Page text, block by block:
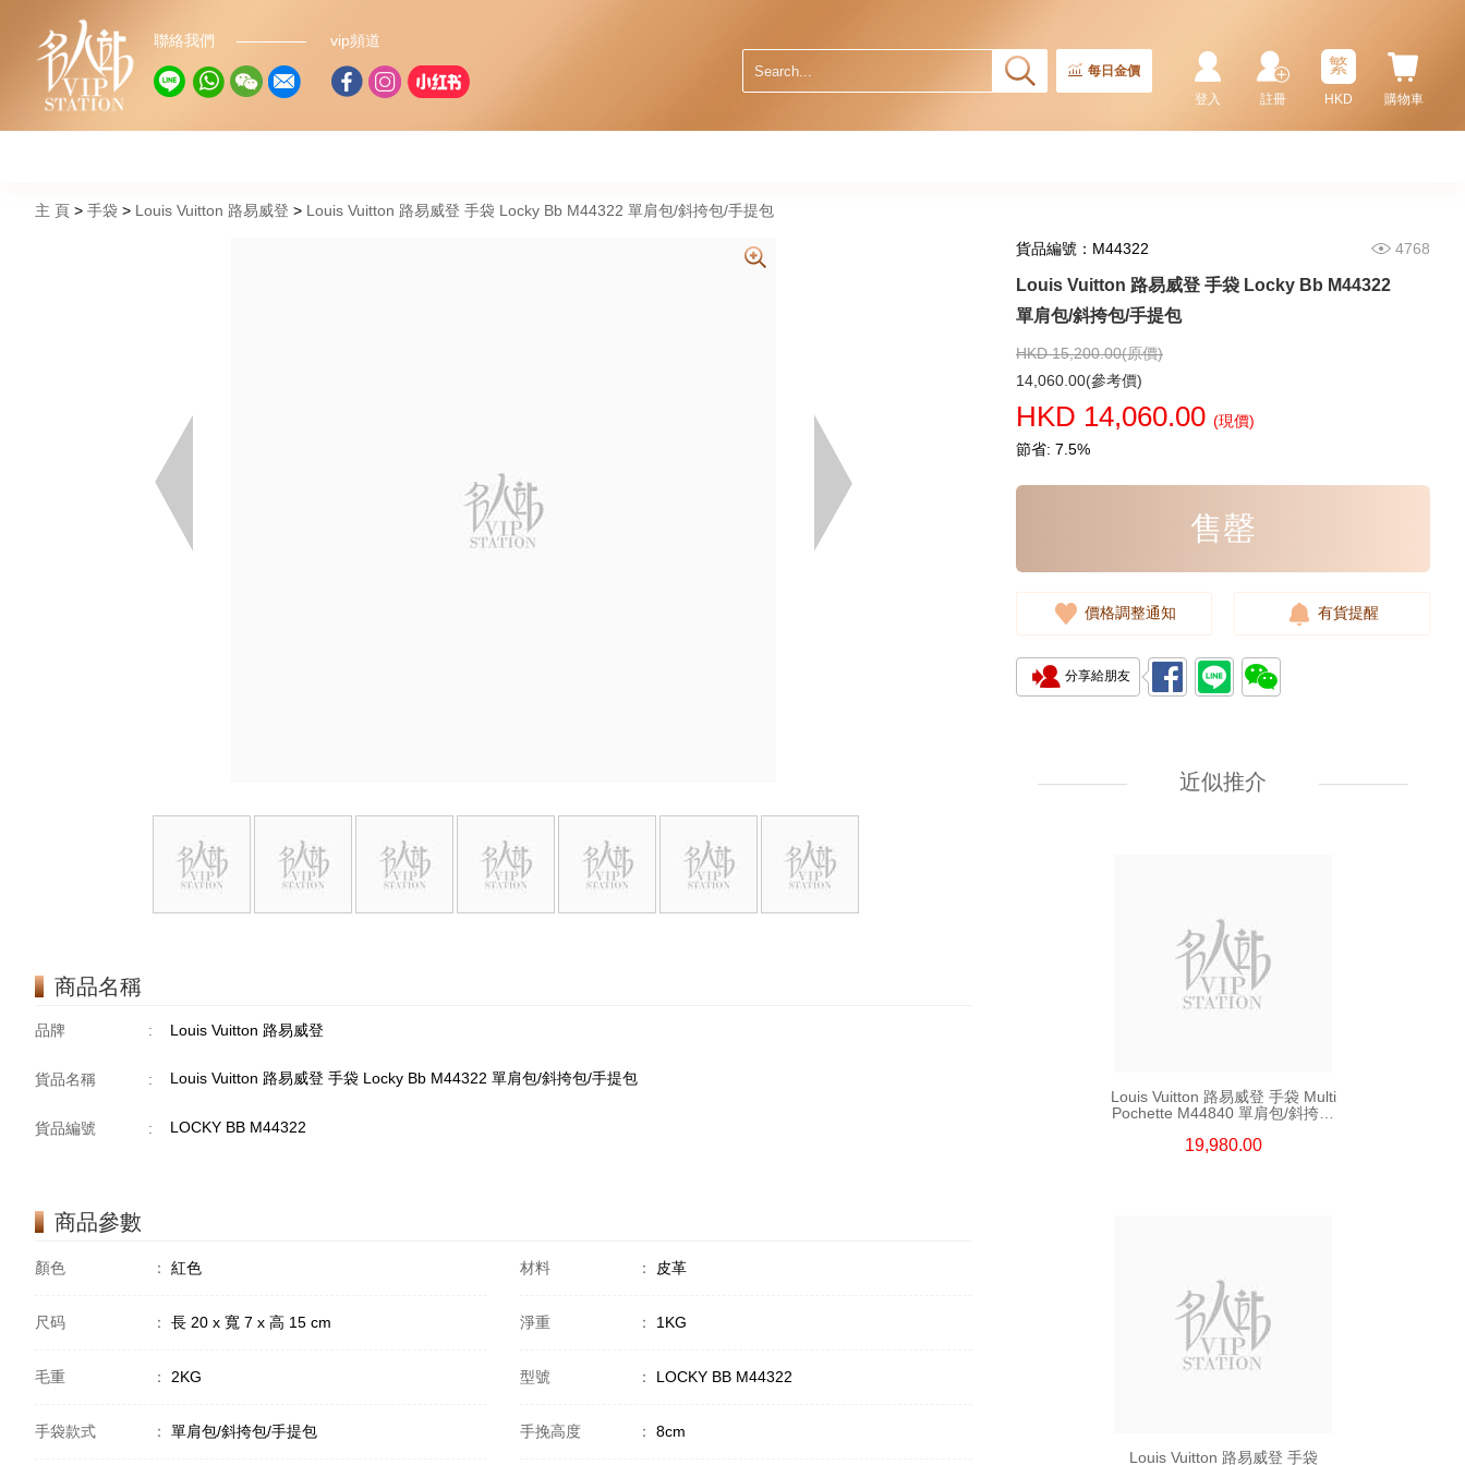
聯絡我們 vip頻道
每日金價
購物車
繁
HKD
註冊
登入
主 頁 手袋 Louis Vuitton 路易威登 Louis Vuitton 路易威登 手袋 Locky Bb M44322 單肩包/斜挎包/手提包
商品名稱
品牌 : Louis Vuitton 路易威登
貨品名稱 : Louis Vuitton 路易威登 手袋 Locky Bb M44322 單肩包/斜挎包/手提包
貨品編號 : LOCKY BB M44322
商品參數
顏色 ： 紅色 材料 ： 皮革
尺码 ： 長 20 x 寬 7 x 高 15 cm 淨重 ： 1KG
毛重 ： 2KG 型號 ： LOCKY BB M44322
手袋款式 ： 單肩包/斜挎包/手提包 手挽高度 ： 8cm
貨品編號：M44322 4768
Louis Vuitton 路易威登 手袋 Locky Bb M44322
單肩包/斜挎包/手提包
HKD 15,200.00(原價)
14,060.00(參考價)
HKD 14,060.00 (現價)
節省: 7.5%
售罄
價格調整通知 有貨提醒
分享給朋友
近似推介
棋盤格
11,080.00
Louis Vuitton 路易威登 手袋
Pochette Pochette Mini N58009
手提包
5,580.00
9,880.00
Louis Vuitton 路易威登 手袋 Multi
Pochette M44840 單肩包/斜挎包
19,980.00
Louis Vuitton 路易威登 手袋